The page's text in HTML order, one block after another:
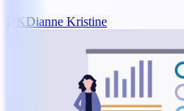
DKDianne Kristine